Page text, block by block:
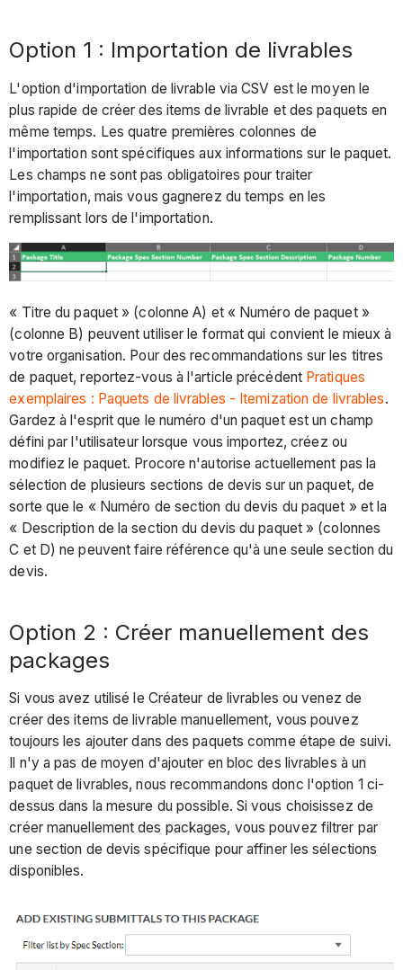
Créer
manuellement
des
packages
Étape
2
:
(Facultatif)
Gérer
la
numérotation
des
items
de
livrable
dans
un
paquet
Étape
3
:
Modifier
en
bloc
les
livrable
dans
paquet
Étape
4
:
Initier
les
flux
de
travail
résumer
les
notifications
Option 1 : Importation de livrables
L'option d'importation de livrable via CSV est le moyen le
plus rapide de créer des items de livrable et des paquets en
même temps. Les quatre premières colonnes de
l'importation sont spécifiques aux informations sur le paquet.
Les champs ne sont pas obligatoires pour traiter
l'importation, mais vous gagnerez du temps en les
remplissant lors de l'importation.
« Titre du paquet » (colonne A) et « Numéro de paquet »
(colonne B) peuvent utiliser le format qui convient le mieux à
votre organisation. Pour des recommandations sur les titres
de paquet, reportez-vous à l'article précédent Pratiques
exemplaires : Paquets de livrables - Itemization de livrables.
Gardez à l'esprit que le numéro d'un paquet est un champ
défini par l'utilisateur lorsque vous importez, créez ou
modifiez le paquet. Procore n'autorise actuellement pas la
sélection de plusieurs sections de devis sur un paquet, de
sorte que le « Numéro de section du devis du paquet » et la
« Description de la section du devis du paquet » (colonnes
C et D) ne peuvent faire référence qu'à une seule section du
devis.
Option 2 : Créer manuellement des
packages
Si vous avez utilisé le Créateur de livrables ou venez de
créer des items de livrable manuellement, vous pouvez
toujours les ajouter dans des paquets comme étape de suivi.
Il n'y a pas de moyen d'ajouter en bloc des livrables à un
paquet de livrables, nous recommandons donc l'option 1 ci-
dessus dans la mesure du possible. Si vous choisissez de
créer manuellement des packages, vous pouvez filtrer par
une section de devis spécifique pour affiner les sélections
disponibles.